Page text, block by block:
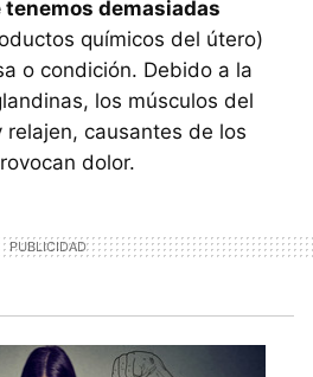
demasiadas
químicos del útero)
o condición. Debido a la
los músculos del
causantes de los
dolor.